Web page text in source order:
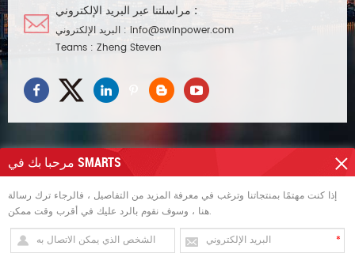
مراسلتنا عبر البريد الإلكتروني :
البريد الإلكتروني : info@swinpower.com
Teams : Zheng Steven
العلامات الساخنة
الاشتراك للحصول على التحديثات
مرحبا بك في SMARTS
إذا كنت مهتمًا بمنتجاتنا وترغب في معرفة المزيد من التفاصيل ، فالرجاء ترك رسالة
هنا ، وسوف نقوم بالرد عليك في أقرب وقت ممكن.